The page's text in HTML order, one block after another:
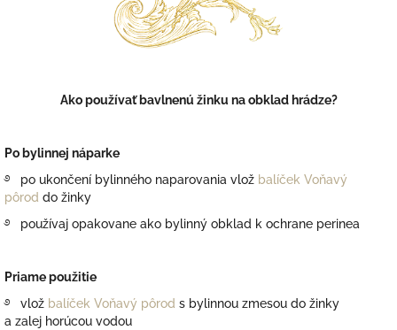
Ako používať bavlnenú žinku na obklad hrádze?
Po bylinnej náparke
࿔ po ukončení bylinného naparovania vlož balíček Voňavý
pôrod do žinky
࿔ používaj opakovane ako bylinný obklad k ochrane perinea
Priamepoužitie
࿔ vlož balíček Voňavý pôrod s bylinnou zmesou do žinky
a zalej horúcou vodou